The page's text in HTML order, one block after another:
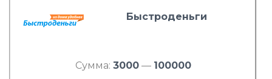
Быстроденьги
Сумма: 3000— 100000